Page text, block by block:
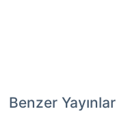
Benzer Yayınlar